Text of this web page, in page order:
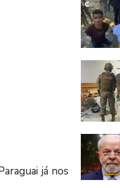
já nos